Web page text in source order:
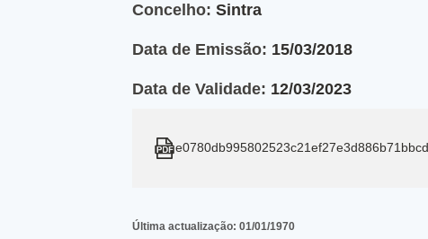
Concelho: Sintra
Data de Emissão: 15/03/2018
Data de Validade: 12/03/2023
Última actualização: 01/01/1970